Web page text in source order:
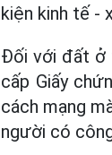
kiện kinh tế -
Đối với đất ở
cấp Giấy
cách mạng
người có